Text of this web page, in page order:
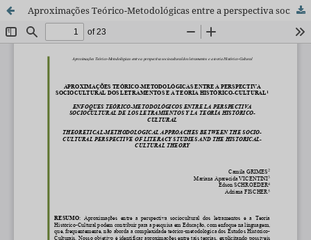
Aproximações Teórico-Metodológicas entre a perspectiva sociocultural dos letramentos e a teoria Histórico-Cultural